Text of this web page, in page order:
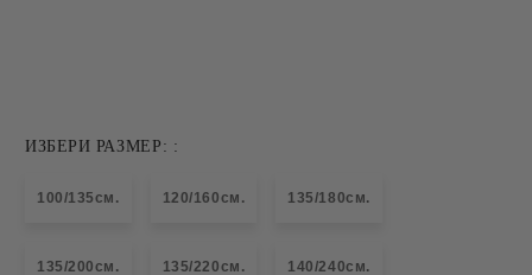
ИЗБЕРИ РАЗМЕР: :
100/135см. 120/160см. 135/180см.
135/200см. 135/220см. 140/240см.